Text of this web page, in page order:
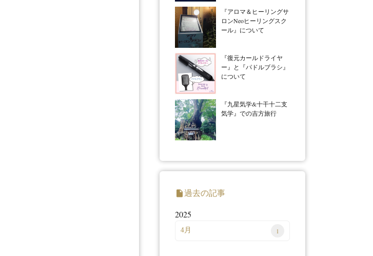
『アロマ＆ヒーリングサ
ロンNeoヒーリングスク
ール』について
『復元カールドライヤ
ー』と『パドルブラシ』
について
『九星気学&十干十二支
気学』での吉方旅行
insert_drive_file過去の記事
2025
4月 1